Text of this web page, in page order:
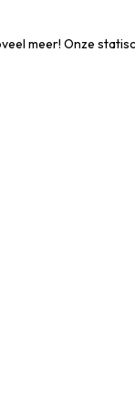
meer! Onze